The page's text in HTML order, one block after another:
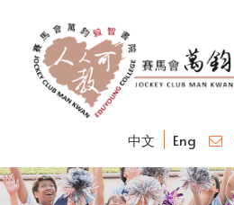
中文 Eng